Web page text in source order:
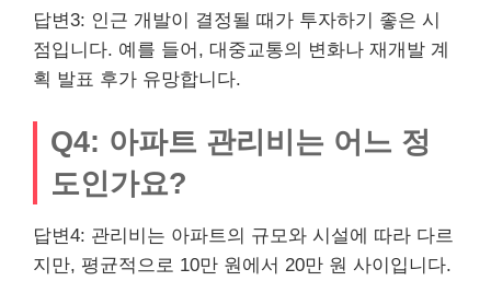
답변3: 인근 개발이 결정될 때가 투자하기 좋은 시
점입니다. 예를 들어, 대중교통의 변화나 재개발 계
획 발표 후가 유망합니다.
Q4: 아파트 관리비는 어느 정
도인가요?
답변4: 관리비는 아파트의 규모와 시설에 따라 다르
지만, 평균적으로 10만 원에서 20만 원 사이입니다.